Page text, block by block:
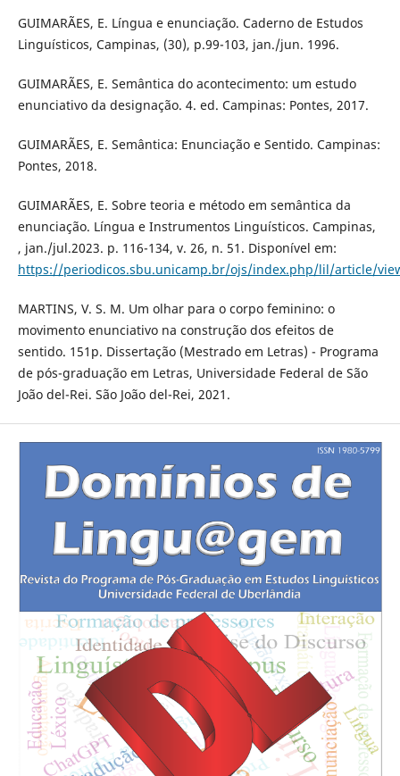
GUIMARÃES, E. Língua e enunciação. Caderno de Estudos
Linguísticos, Campinas, (30), p.99-103, jan./jun. 1996.
GUIMARÃES, E. Semântica do acontecimento: um estudo
enunciativo da designação. 4. ed. Campinas: Pontes, 2017.
GUIMARÃES, E. Semântica: Enunciação e Sentido. Campinas:
Pontes, 2018.
GUIMARÃES, E. Sobre teoria e método em semântica da
enunciação. Língua e Instrumentos Linguísticos. Campinas,
, jan./jul.2023. p. 116-134, v. 26, n. 51. Disponível em:
https://periodicos.sbu.unicamp.br/ojs/index.php/lil/article/
MARTINS, V. S. M. Um olhar para o corpo feminino: o
movimento enunciativo na construção dos efeitos de
sentido. 151p. Dissertação (Mestrado em Letras) - Programa
de pós-graduação em Letras, Universidade Federal de São
João del-Rei. São João del-Rei, 2021.